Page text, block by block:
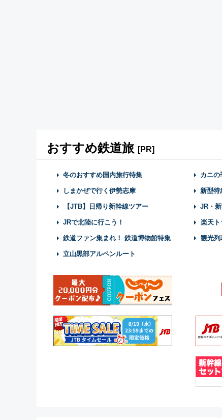
おすすめ鉄道旅 [PR]
冬のおすすめ国内旅行特集 カニの
しまかぜで行く伊勢志摩 新型特
【JTB】日帰り新幹線ツアー JR・
JRで北陸に行こう！ 楽天
鉄道ファン集まれ！ 鉄道博物館特集 観光列
立山黒部アルペンルート